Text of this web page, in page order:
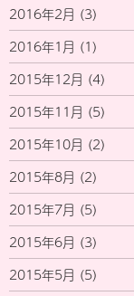
2016年2月 (3)
2016年1月 (1)
2015年12月 (4)
2015年11月 (5)
2015年10月 (2)
2015年8月 (2)
2015年7月 (5)
2015年6月 (3)
2015年5月 (5)